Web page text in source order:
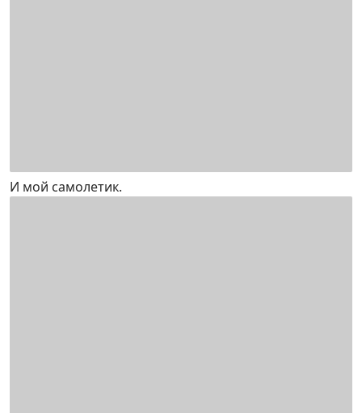
И мой самолетик.